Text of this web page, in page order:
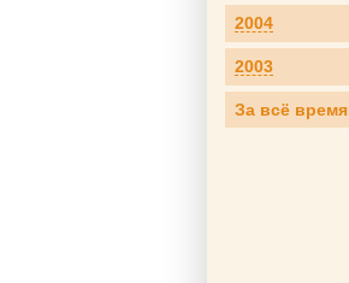
2004
2003
За всё время